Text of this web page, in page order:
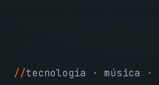
tecnología · música ·